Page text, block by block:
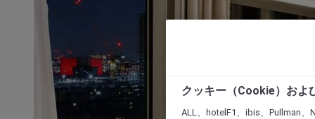
クッキー（Cookie）およ
ALL、hotelF1、ibis、Pullman